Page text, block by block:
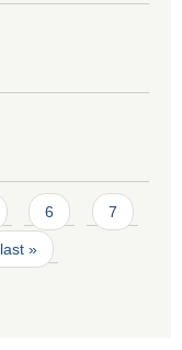
6 7
last »